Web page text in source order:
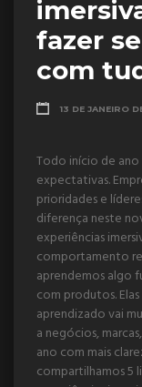
fazer
com
13 DE JANEIRO
Todo início de
expectativas.
prioridades e
diferença neste
experiências
comportamento
aprendemos algo
com produtos.
aprendizado vai
a negócios,
ano com mais
compartilhamos 5